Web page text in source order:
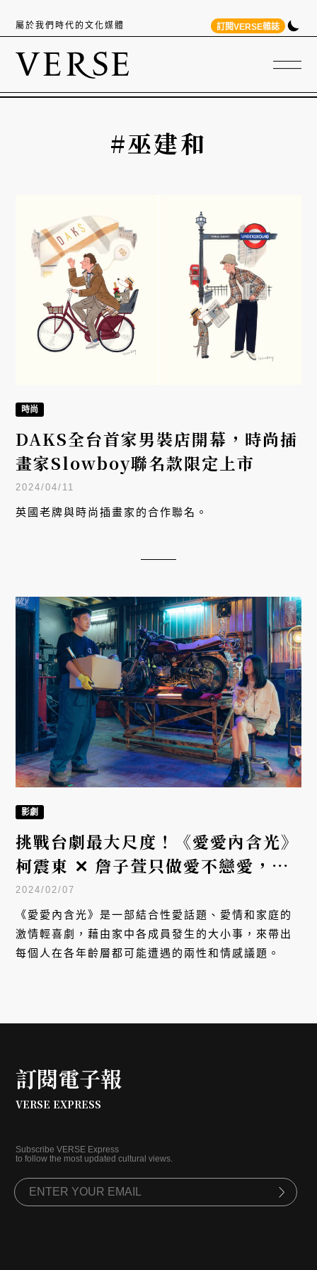
屬於我們時代的文化媒體 訂閱VERSE雜誌
#巫建和
時尚
DAKS全台首家男裝店開幕，時尚插
畫家Slowboy聯名款限定上市
2024/04/11
英國老牌與時尚插畫家的合作聯名。
影劇
挑戰台劇最大尺度！《愛愛內含光》
柯震東 ✕ 詹子萱只做愛不戀愛，巫
建和 ✕ 林哲熹男男CP嗑到好上頭
2024/02/07
《愛愛內含光》是一部結合性愛話題、愛情和家庭的
激情輕喜劇，藉由家中各成員發生的大小事，來帶出
每個人在各年齡層都可能遭遇的兩性和情感議題。
訂閱電子報
VERSE EXPRESS
Subscribe VERSE Express
to follow the most updated cultural views.